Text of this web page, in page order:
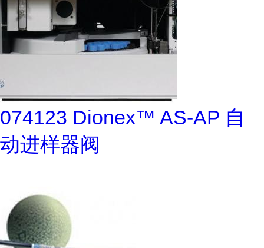
074123 Dionex™ AS-AP 自
动进样器阀